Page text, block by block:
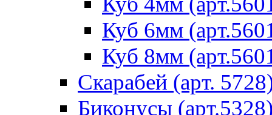
Куб 6мм
Куб 8мм
Скарабей (арт.
Биконусы